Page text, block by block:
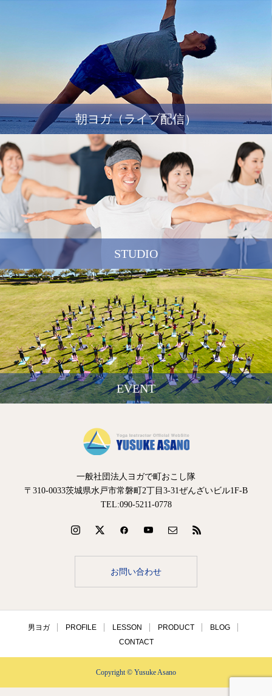
朝ヨガ（ライブ配信）
STUDIO
EVENT
一般社団法人ヨガで町おこし隊
〒310-0033茨城県水戸市常磐町2丁目3-31ぜんざいビル1F-B
TEL:090-5211-0778
お問い合わせ
男ヨガ PROFILE LESSON PRODUCT
BLOG
CONTACT
Copyright © Yusuke Asano